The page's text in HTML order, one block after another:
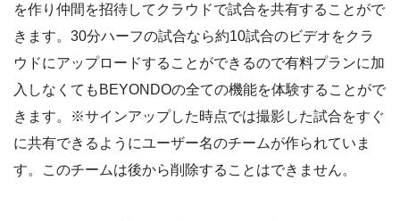
を作り仲間を招待してクラウドで試合を共有することがで
きます。30分ハーフの試合なら約10試合のビデオをクラ
ウドにアップロードすることができるので有料プランに加
入しなくてもBEYONDOの全ての機能を体験することがで
きます。※サインアップした時点では撮影した試合をすぐ
に共有できるようにユーザー名のチームが作られていま
す。このチームは後から削除することはできません。